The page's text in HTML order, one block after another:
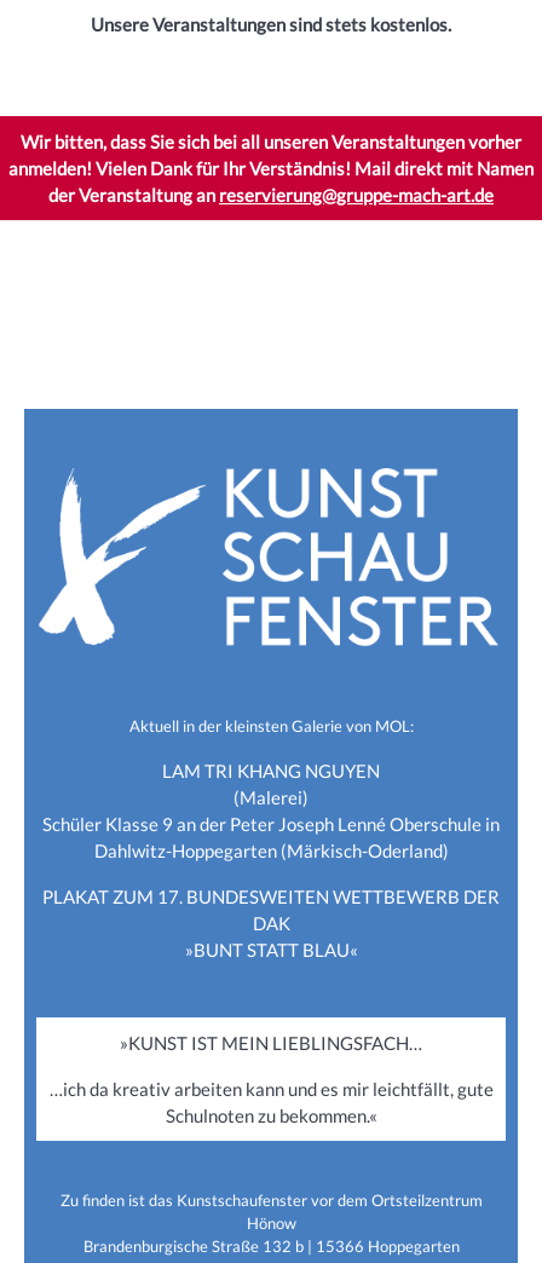
Unsere Veranstaltungen sind stets kostenlos.
Wir bitten, dass Sie sich bei all unseren Veranstaltungen vorher
anmelden! Vielen Dank für Ihr Verständnis! Mail direkt mit Namen
der Veranstaltung an reservierung@gruppe-mach-art.de
Aktuell in der kleinsten Galerie von MOL:
LAM TRI KHANG NGUYEN
(Malerei)
Schüler Klasse 9 an der Peter Joseph Lenné Oberschule in
Dahlwitz-Hoppegarten (Märkisch-Oderland)
PLAKAT ZUM 17. BUNDESWEITEN WETTBEWERB DER
DAK
»BUNT STATT BLAU«
»KUNST IST MEIN LIEBLINGSFACH…
…ich da kreativ arbeiten kann und es mir leichtfällt, gute
Schulnoten zu bekommen.«
Zu finden ist das Kunstschaufenster vor dem Ortsteilzentrum
Hönow
Brandenburgische Straße 132 b | 15366 Hoppegarten